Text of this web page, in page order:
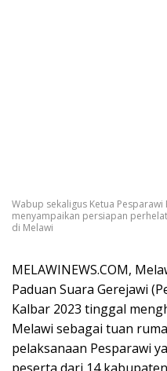
Wabup sekaligus Ketua
menyampaikan persiapan
di Melawi
MELAWINEWS.COM,
Paduan Suara Gerejawi
Kalbar 2023 tinggal
Melawi sebagai tuan
pelaksanaan Pesparawi